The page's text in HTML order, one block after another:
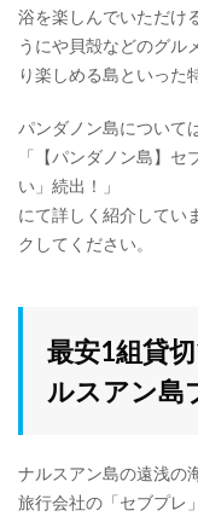
浴を楽しんでいただけ
うにや貝殻などのグル
り楽しめる島といった
パンダノン島について
「【パンダノン島】
い」続出！」
にて詳しく紹介してい
クしてください。
最安1組貸
ルスアン島
ナルスアン島の遠浅の
旅行会社の「セブプレ